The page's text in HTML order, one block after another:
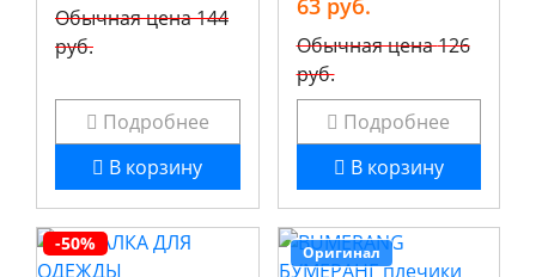
Обычная цена144
руб.
Подробнее
В корзину
Обычная цена126
руб.
Подробнее
В корзину
-50% Оригинал